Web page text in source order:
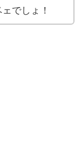
でしょ！